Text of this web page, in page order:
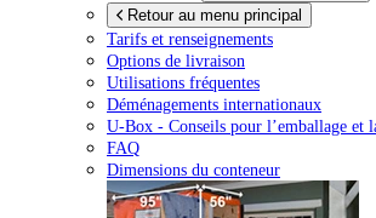
Retour au menu principal
Tarifs et renseignements
Options de livraison
Utilisations fréquentes
Déménagements internationaux
U-Box - Conseils pour l’emballage et
FAQ
Dimensions du conteneur